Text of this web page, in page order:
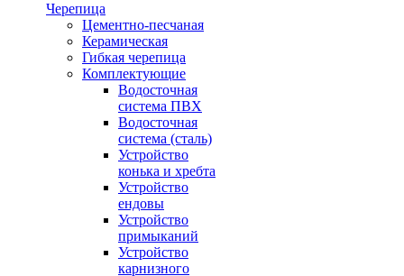
Черепица
Цементно-песчаная
Керамическая
Гибкая черепица
Комплектующие
Водосточная
система ПВХ
Водосточная
система (сталь)
Устройство
конька и хребта
Устройство
ендовы
Устройство
примыканий
Устройство
карнизного